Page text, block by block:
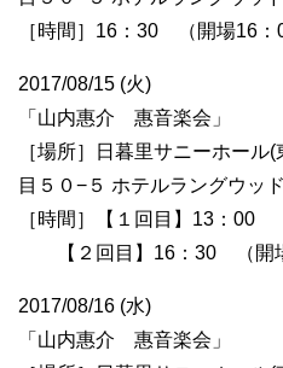
［時間］16：30 （開場16：
2017/08/15 (火)
「山内惠介 惠音楽会」
［場所］日暮里サニーホー
目５０−５ ホテルラングウッ
［時間］【１回目】13：00
【２回目】16：30 （開場
2017/08/16 (水)
「山内惠介 惠音楽会」